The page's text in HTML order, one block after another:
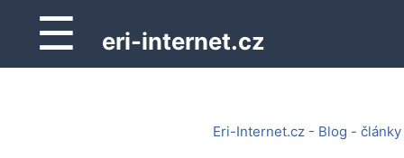
☰ eri-internet.cz
Eri-Internet.cz - Blog - články